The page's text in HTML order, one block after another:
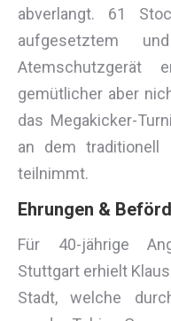
abverlangt. 61
aufgesetztem
Atemschutzgerät
gemütlicher aber
das Megakicker-
an dem traditionell
teilnimmt.
Ehrungen &
Für 40-jährige
Stuttgart erhielt
Stadt, welche